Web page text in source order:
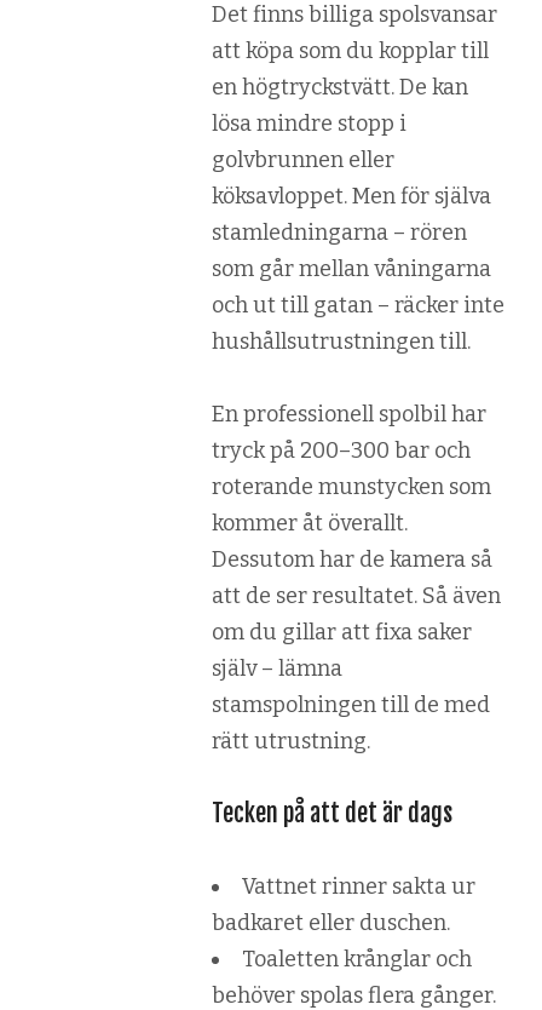
Det finns billiga spolsvansar
att köpa som du kopplar till
en högtryckstvätt. De kan
lösa mindre stopp i
golvbrunnen eller
köksavloppet. Men för själva
stamledningarna – rören
som går mellan våningarna
och ut till gatan – räcker inte
hushållsutrustningen till.
En professionell spolbil har
tryck på 200–300 bar och
roterande munstycken som
kommer åt överallt.
Dessutom har de kamera så
att de ser resultatet. Så även
om du gillar att fixa saker
själv – lämna
stamspolningen till de med
rätt utrustning.
Tecken på att det är dags
Vattnet rinner sakta ur
badkaret eller duschen.
Toaletten krånglar och
behöver spolas flera gånger.